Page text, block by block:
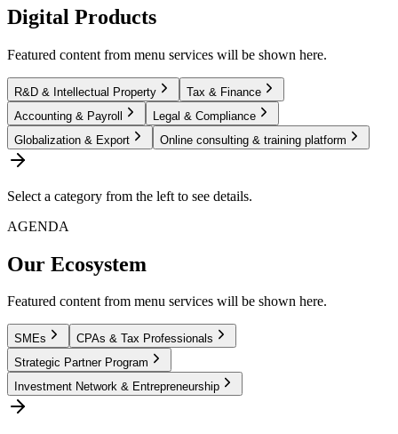
Digital Products
Featured content from menu services will be shown here.
R&D & Intellectual Property
Tax & Finance
Accounting & Payroll
Legal & Compliance
Globalization & Export
Online consulting & training platform
Select a category from the left to see details.
AGENDA
Our Ecosystem
Featured content from menu services will be shown here.
SMEs
CPAs & Tax Professionals
Strategic Partner Program
Investment Network & Entrepreneurship